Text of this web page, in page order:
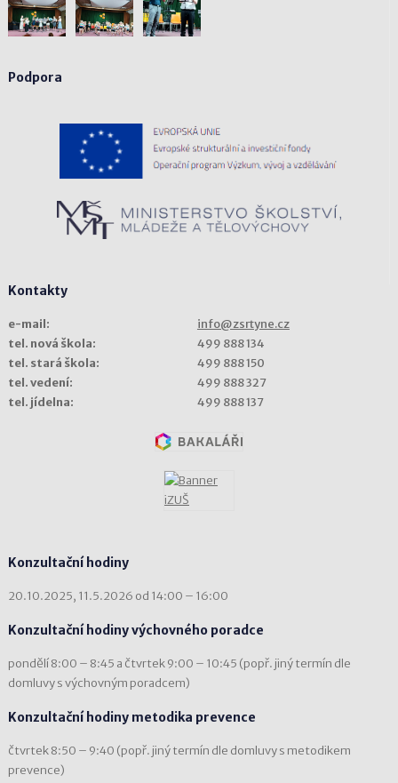
Podpora
Kontakty
e-mail:
info@zsrtyne.cz
tel. nová škola:
499 888 134
tel. stará škola:
499 888 150
tel. vedení:
499 888 327
tel. jídelna:
499 888 137
Konzultační hodiny
20.10.2025, 11.5.2026 od 14:00 – 16:00
Konzultační hodiny výchovného poradce
pondělí 8:00 – 8:45 a čtvrtek 9:00 – 10:45 (popř. jiný termín dle
domluvy s výchovným poradcem)
Konzultační hodiny metodika prevence
čtvrtek 8:50 – 9:40 (popř. jiný termín dle domluvy s metodikem
prevence)